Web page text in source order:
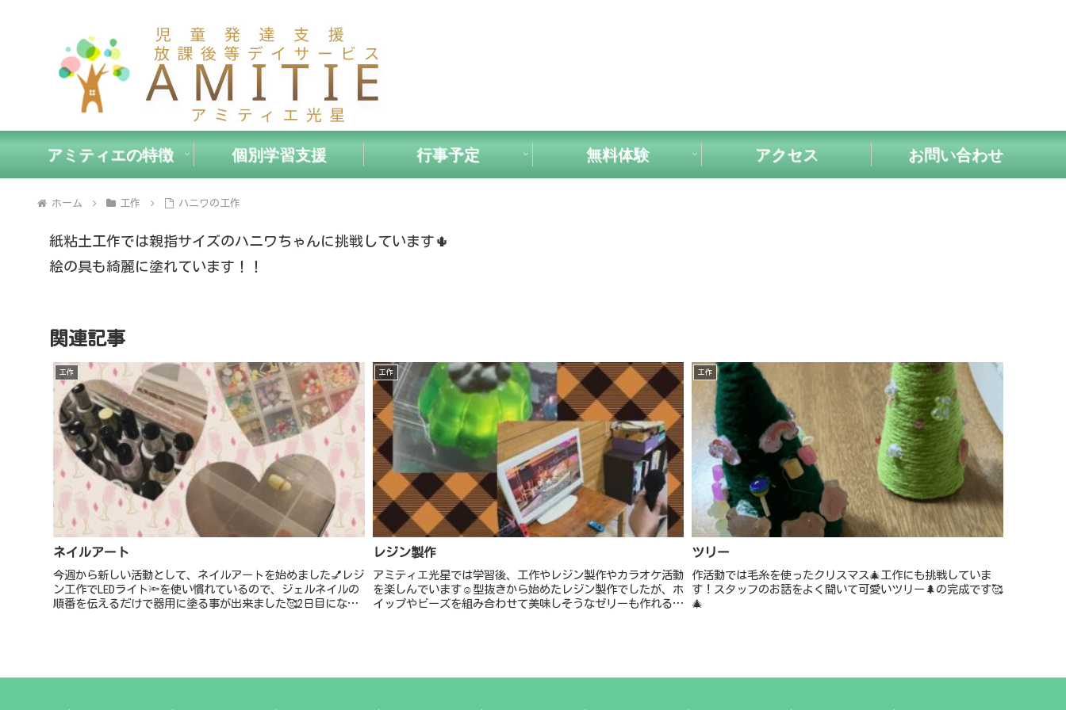
アミティエの特徴 個別学習支援 行事予定 無料体験 アクセス お問い合わせ
ホーム 工作 ハニワの工作
紙粘土工作では親指サイズのハニワちゃんに挑戦しています🌵
絵の具も綺麗に塗れています！！
関連記事
工作
ネイルアート
今週から新しい活動として、ネイルアートを始めました💅レジ
ン工作でLEDライト🔦を使い慣れているので、ジェルネイルの
順番を伝えるだけで器用に塗る事が出来ました🥰2日目になる
工作
レジン製作
アミティエ光星では学習後、工作やレジン製作やカラオケ活動
を楽しんでいます☺️型抜きから始めたレジン製作でしたが、ホ
イップやビーズを組み合わせて美味しそうなゼリーも作れる様
工作
ツリー
作活動では毛糸を使ったクリスマス🎄工作にも挑戦していま
す！スタッフのお話をよく聞いて可愛いツリー🌲の完成です🥰
🎄